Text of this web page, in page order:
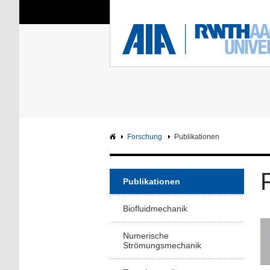
Sie sind hier: Aerodynamisches
RWTH
Forschung Publikationen
Publikationen
Biofluidmechanik
Numerische
Strömungsmechanik